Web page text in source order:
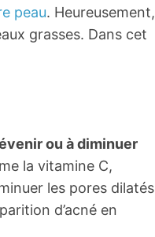
peau. Heureusement,
grasses. Dans cet
ou à diminuer
la vitamine C,
les pores dilatés
d’acné en